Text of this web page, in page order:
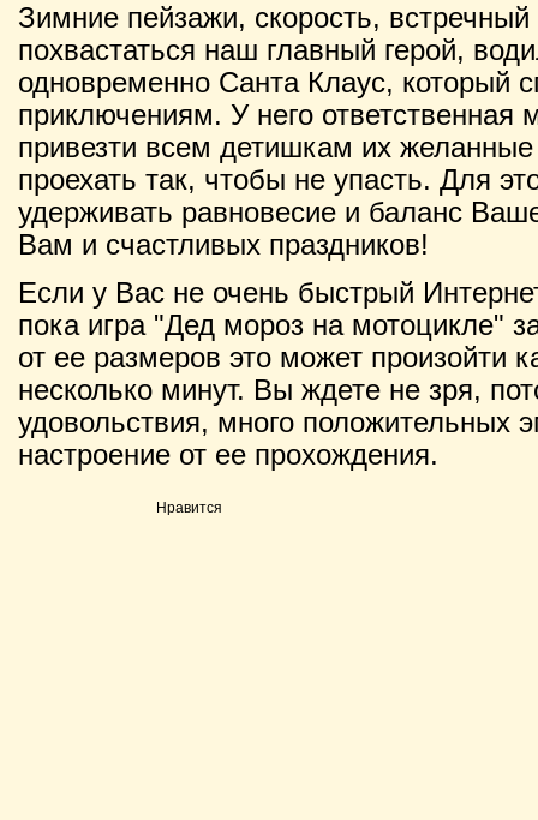
Зимние пейзажи, скорость,
похвастаться наш главный герой,
одновременно Санта Клаус, который
приключениям. У него ответственная
привезти всем детишкам их
проехать так, чтобы не упасть. Для
удерживать равновесие и баланс
Вам и счастливых праздников!
Если у Вас не очень быстрый
пока игра "Дед мороз на мотоцикле"
от ее размеров это может произойти
несколько минут. Вы ждете не зря,
удовольствия, много положительных
настроение от ее прохождения.
Нравится